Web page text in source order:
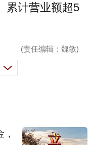
累计营业额超5
(责任编辑：魏敏)